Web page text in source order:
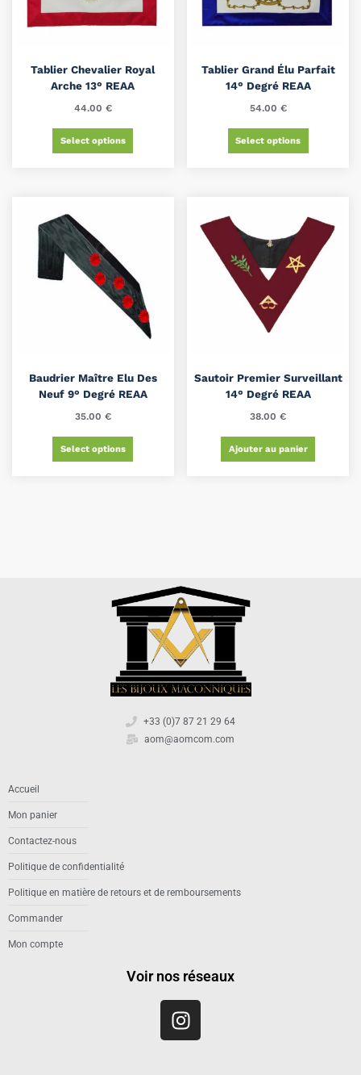
Tablier Chevalier Royal
Arche 13° REAA
44.00 €
Select options
Tablier Grand Élu Parfait
14° Degré REAA
54.00 €
Select options
Baudrier Maître Elu Des
Neuf 9° Degré REAA
35.00 €
Select options
Sautoir Premier Surveillant
14° Degré REAA
38.00€
Ajouter au panier
+33 (0)7 87 21 29 64
aom@aomcom.com
Accueil
Mon panier
Contactez-nous
Politique de confidentialité
Politique en matière de retours et de remboursements
Commander
Mon compte
Voir nos réseaux